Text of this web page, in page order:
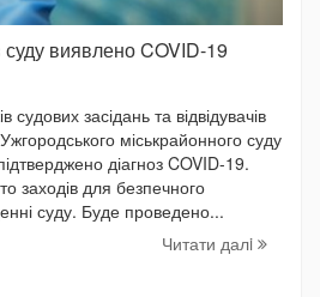
суду виявлено COVID-19
засідань та відвідувачів
міськрайонного суду
діагноз COVID-19.
заходів для безпечного
суду. Буде проведено...
Читати далi